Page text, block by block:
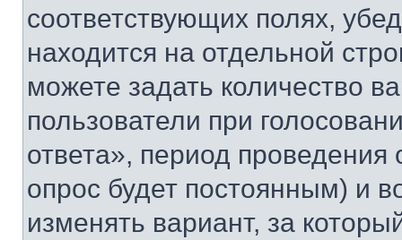
соответствующих полях,
находится на отдельной
можете задать количество
пользователи при
ответа», период проведения
опрос будет постоянным) и
изменять вариант, за